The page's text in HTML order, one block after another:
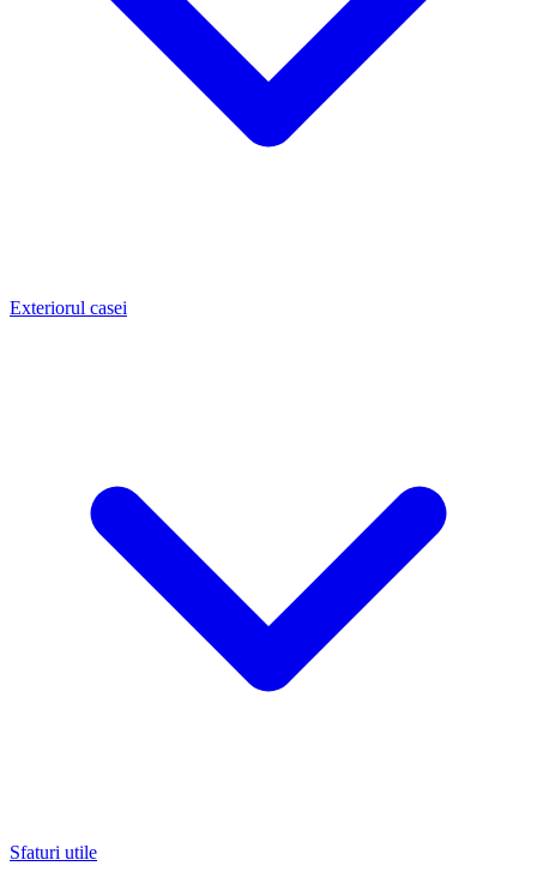
Exteriorul casei
Sfaturi utile